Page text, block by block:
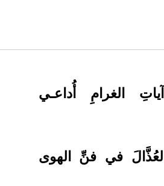
الغرامِ أُداعـي
في فنِّ الهوى